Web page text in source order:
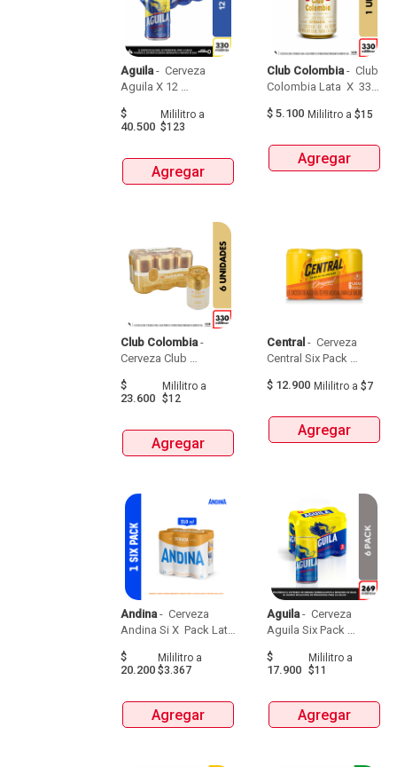
Aguila - Cerveza
Aguila X 12
$
40.500
Mililitroa
$123
Agregar
Club Colombia - Club
Colombia Lata  X  330
$ 5.100 Mililitroa $15
Agregar
Club Colombia -
Cerveza Club
X  6 Unidades
$
23.600
Mililitro a
$12
Agregar
Central - Cerveza
Central Six Pack
$ 12.900 Mililitroa $7
Agregar
Andina - Cerveza
Andina Si X  Pack Lata
$
20.200
Mililitroa
$3.367
Agregar
Aguila - Cerveza
Aguila Six Pack
$
17.900
Mililitro a
$11
Agregar